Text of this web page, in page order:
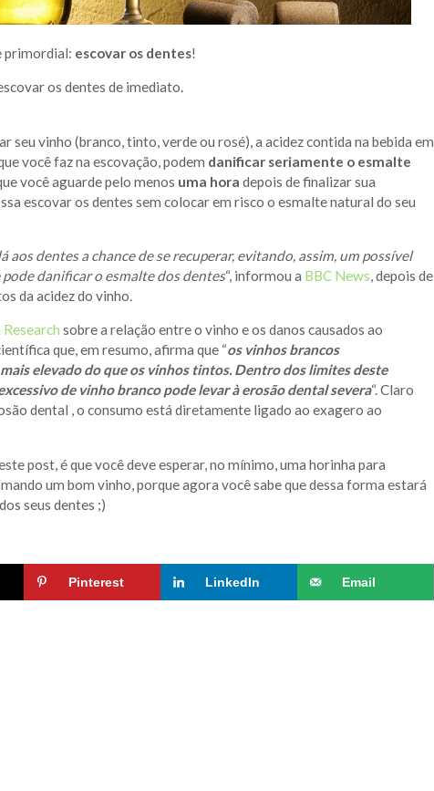
primordial: escovar os dentes!
os dentes de imediato.
seu vinho (branco, tinto, verde ou rosé), a acidez contida na bebida em
você faz na escovação, podem danificar seriamente o esmalte
você aguarde pelo menos uma hora depois de finalizar sua
escovar os dentes sem colocar em risco o esmalte natural do seu
aos dentes a chance de se recuperar, evitando, assim, um possível
danificar o esmalte dos dentes“, informou a BBC News, depois de
da acidez do vinho.
sobre a relação entre o vinho e os danos causados ao
que, em resumo, afirma que “os vinhos brancos
elevado do que os vinhos tintos. Dentro dos limites deste
de vinho branco pode levar à erosão dental severa“. Claro
dental , o consumo está diretamente ligado ao exagero ao
post, é que você deve esperar, no mínimo, uma horinha para
um bom vinho, porque agora você sabe que dessa forma estará
seus dentes ;)
Pinterest LinkedIn Email